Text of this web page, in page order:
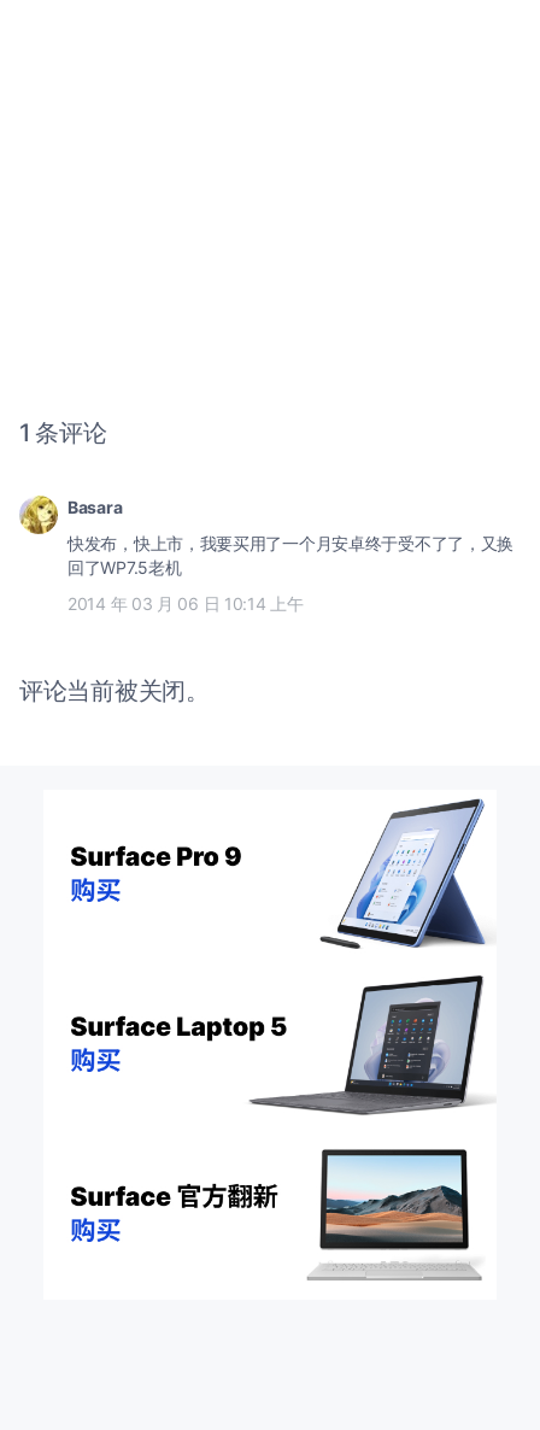
1 条评论
Basara
快发布，快上市，我要买用了一个月安卓终于受不了了，又换
回了WP7.5老机
2014 年 03 月 06 日 10:14 上午
评论当前被关闭。